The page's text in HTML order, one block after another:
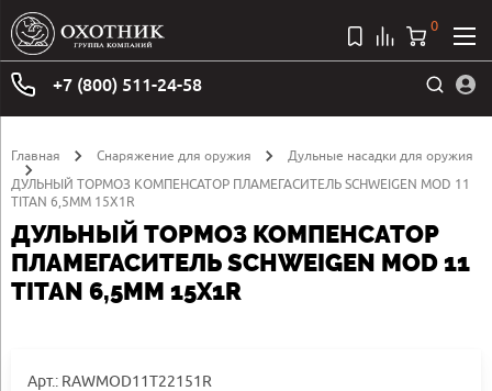
+7 (800) 511-24-58
0
Главная Снаряжение для оружия
Дульные насадки для оружия
ДУЛЬНЫЙ ТОРМОЗ КОМПЕНСАТОР ПЛАМЕГАСИТЕЛЬ SCHWEIGEN MOD 11
TITAN 6,5MM 15X1R
ДУЛЬНЫЙ ТОРМОЗ КОМПЕНСАТОР
ПЛАМЕГАСИТЕЛЬ SCHWEIGEN MOD 11
TITAN 6,5MM 15X1R
Арт.: RAWMOD11T22151R